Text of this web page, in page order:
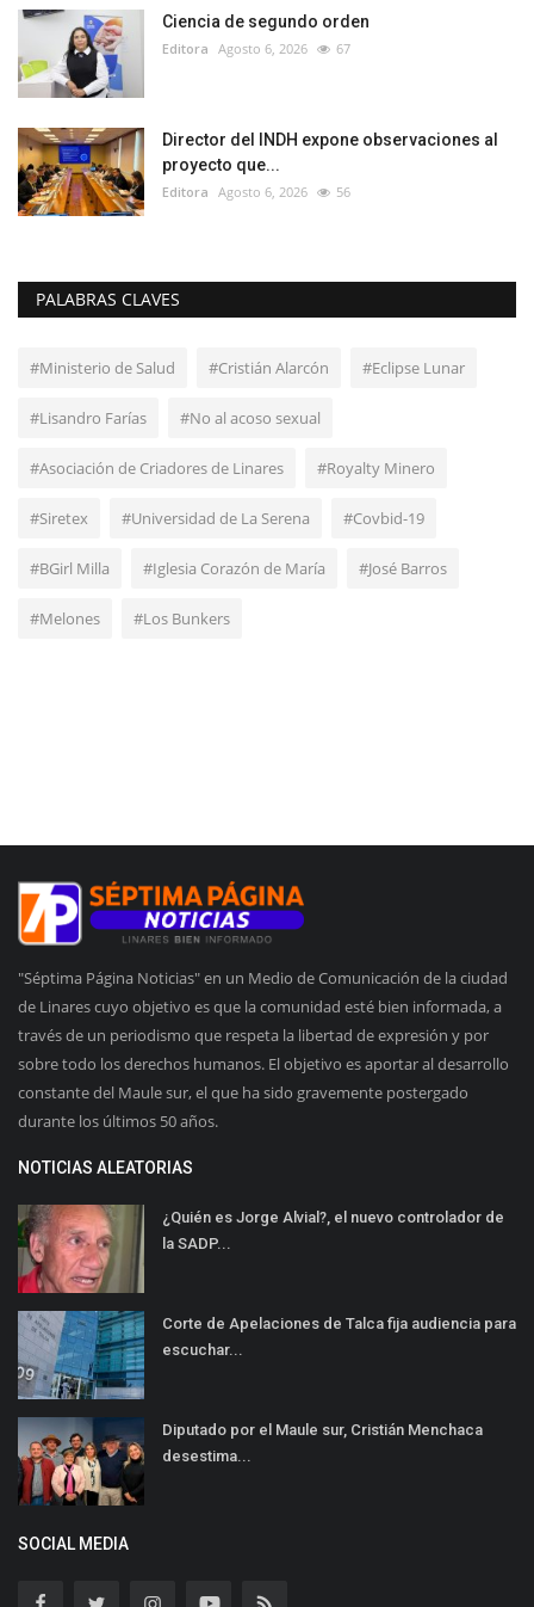
Ciencia de segundo orden
Editora Agosto 6, 2026 67
Director del INDH expone observaciones al
proyecto que...
Editora Agosto 6, 2026 56
PALABRAS CLAVES
#Ministerio de Salud #Cristián Alarcón #Eclipse Lunar
#Lisandro Farías #No al acoso sexual
#Asociación de Criadores de Linares #Royalty Minero
#Siretex #Universidad de La Serena #Covbid-19
#BGirl Milla #Iglesia Corazón de María #José Barros
#Melones #Los Bunkers
"Séptima Página Noticias" en un Medio de Comunicación de la ciudad
de Linares cuyo objetivo es que la comunidad esté bien informada, a
través de un periodismo que respeta la libertad de expresión y por
sobre todo los derechos humanos. El objetivo es aportar al desarrollo
constante del Maule sur, el que ha sido gravemente postergado
durante los últimos 50 años.
NOTICIAS ALEATORIAS
¿Quién es Jorge Alvial?, el nuevo controlador de
la SADP...
Corte de Apelaciones de Talca fija audiencia para
escuchar...
Diputado por el Maule sur, Cristián Menchaca
desestima...
SOCIAL MEDIA